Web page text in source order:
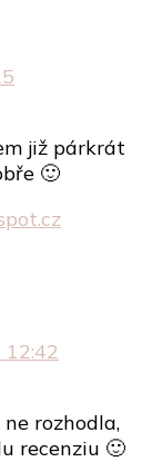
již párkrát
🙂
rozhodla,
recenziu 🙂